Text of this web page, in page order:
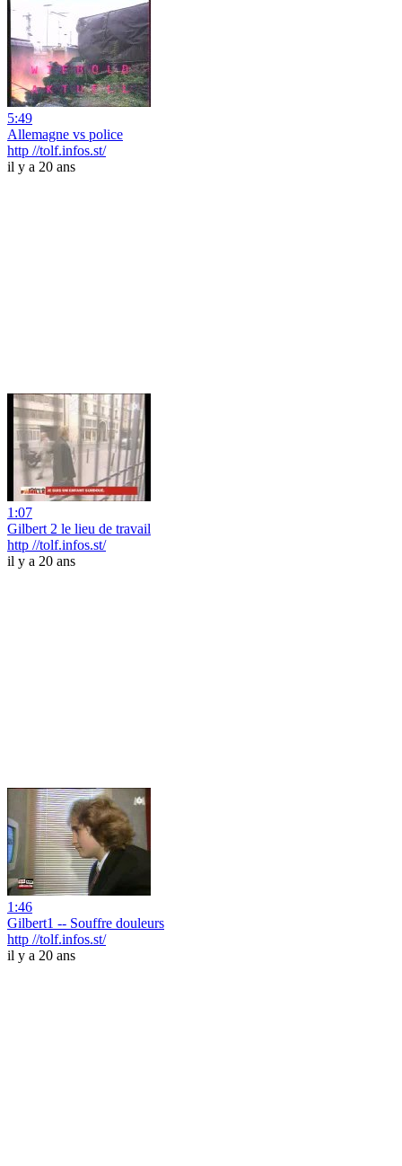
5:49
Allemagne vs police
http //tolf.infos.st/
il y a 20 ans
1:07
Gilbert 2 le lieu de travail
http //tolf.infos.st/
il y a 20 ans
1:46
Gilbert1 -- Souffre douleurs
http //tolf.infos.st/
il y a 20 ans